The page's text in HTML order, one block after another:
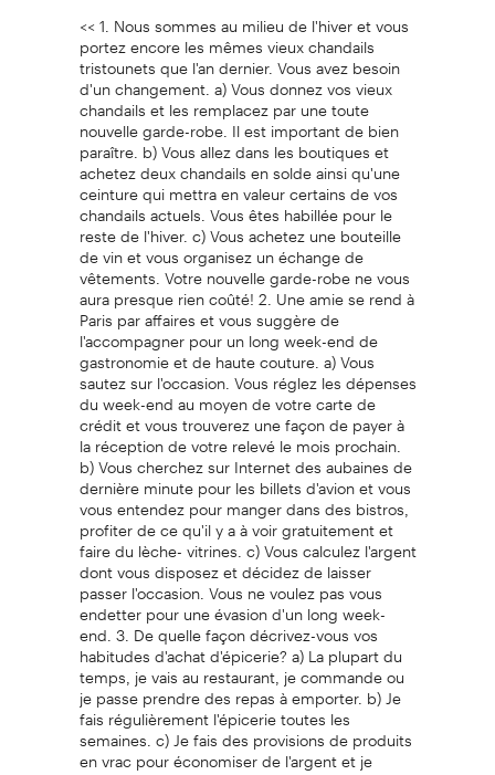
<< 1. Nous sommes au milieu de l'hiver et vous
portez encore les mêmes vieux chandails
tristounets que l'an dernier. Vous avez besoin
d'un changement. a) Vous donnez vos vieux
chandails et les remplacez par une toute
nouvelle garde-robe. Il est important de bien
paraître. b) Vous allez dans les boutiques et
achetez deux chandails en solde ainsi qu'une
ceinture qui mettra en valeur certains de vos
chandails actuels. Vous êtes habillée pour le
reste de l'hiver. c) Vous achetez une bouteille
de vin et vous organisez un échange de
vêtements. Votre nouvelle garde-robe ne vous
aura presque rien coûté! 2. Une amie se rend à
Paris par affaires et vous suggère de
l'accompagner pour un long week-end de
gastronomie et de haute couture. a) Vous
sautez sur l'occasion. Vous réglez les dépenses
du week-end au moyen de votre carte de
crédit et vous trouverez une façon de payer à
la réception de votre relevé le mois prochain.
b) Vous cherchez sur Internet des aubaines de
dernière minute pour les billets d'avion et vous
vous entendez pour manger dans des bistros,
profiter de ce qu'il y a à voir gratuitement et
faire du lèche- vitrines. c) Vous calculez l'argent
dont vous disposez et décidez de laisser
passer l'occasion. Vous ne voulez pas vous
endetter pour une évasion d'un long week-
end. 3. De quelle façon décrivez-vous vos
habitudes d'achat d'épicerie? a) La plupart du
temps, je vais au restaurant, je commande ou
je passe prendre des repas à emporter. b) Je
fais régulièrement l'épicerie toutes les
semaines. c) Je fais des provisions de produits
en vrac pour économiser de l'argent et je